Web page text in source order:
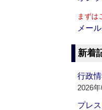
まずは
メー
新着
行政
2026
プレ